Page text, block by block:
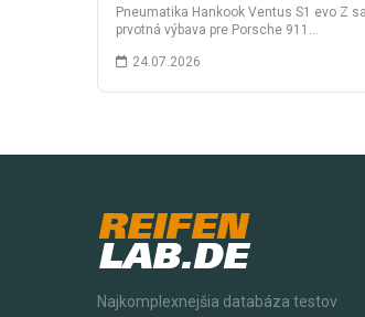
Pneumatika Hankook Ventus S1 evo Z
prvotná výbava pre Porsche 911…
24.07.2026
REIFEN
LAB.DE
Najkomplexnejšia databáza testov